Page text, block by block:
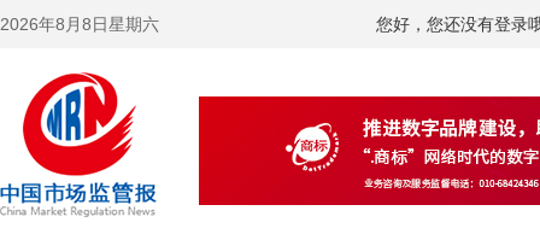
2026年8月8日星期六 您好，您还没有登录